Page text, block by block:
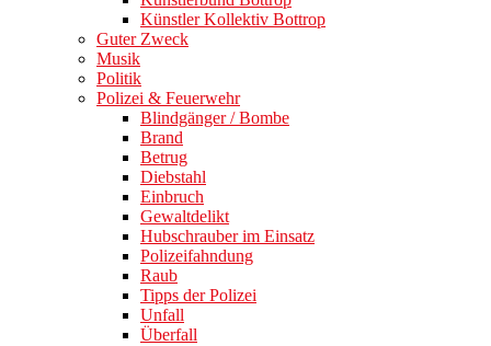
Künstler Kollektiv Bottrop
Guter Zweck
Musik
Politik
Polizei & Feuerwehr
Blindgänger / Bombe
Brand
Betrug
Diebstahl
Einbruch
Gewaltdelikt
Hubschrauber im Einsatz
Polizeifahndung
Raub
Tipps der Polizei
Unfall
Überfall